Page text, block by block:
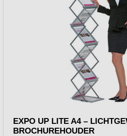
EXPO UP LITE A4 –
BROCHUREHOUDER